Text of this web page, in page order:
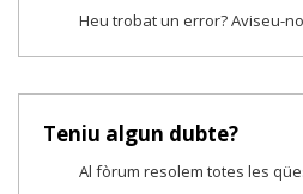
Heu trobat un error? Aviseu-
Teniu algun dubte?
Al fòrum resolem totes les